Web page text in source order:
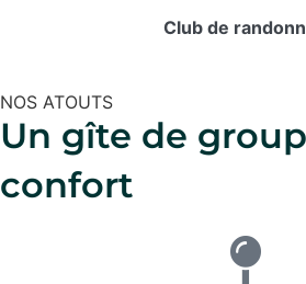
Club de
NOS ATOUTS
Un gîte de
confort